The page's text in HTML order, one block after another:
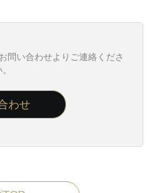
問い合わせよりご連絡くださ
わせ